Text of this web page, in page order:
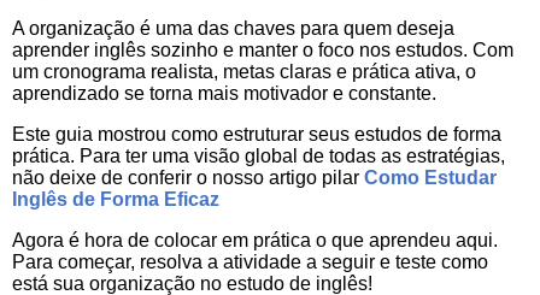
A organização é uma das chaves para quem deseja
aprender inglês sozinho e manter o foco nos estudos. Com
um cronograma realista, metas claras e prática ativa, o
aprendizado se torna mais motivador e constante.
Este guia mostrou como estruturar seus estudos de forma
prática. Para ter uma visão global de todas as estratégias,
não deixe de conferir o nosso artigo pilar Como Estudar
Inglês de Forma Eficaz
Agora é hora de colocar em prática o que aprendeu aqui.
Para começar, resolva a atividade a seguir e teste como
está sua organização no estudo de inglês!